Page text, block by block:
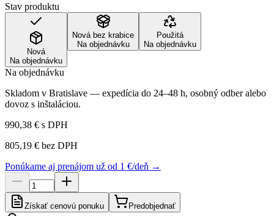
Stav produktu
Nová
Na objednávku
Nová bez krabice
Na objednávku
Použitá
Na objednávku
Na objednávku
Skladom v Bratislave — expedícia do 24–48 h, osobný odber alebo
dovoz s inštaláciou.
990,38 € s DPH
805,19 € bez DPH
Ponúkame aj prenájom už od 1 €/deň →
Získať cenovú ponuku Predobjednať